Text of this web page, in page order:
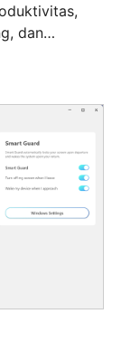
dan